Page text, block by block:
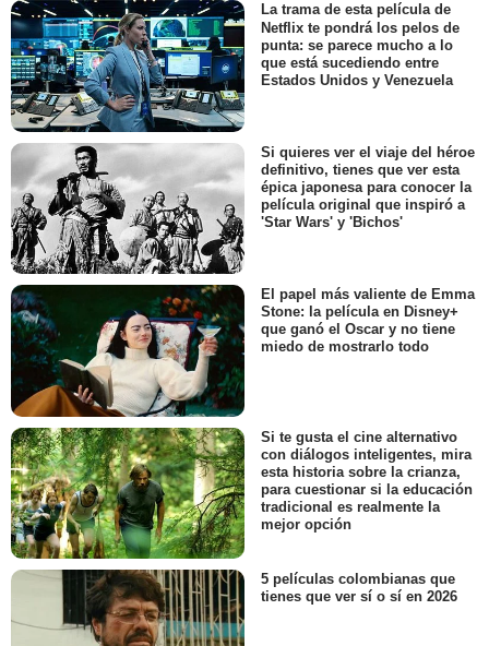
La trama de esta película de
Netflix te pondrá los pelos de
punta: se parece mucho a lo
que está sucediendo entre
Estados Unidos y Venezuela
Si quieres ver el viaje del héroe
definitivo, tienes que ver esta
épica japonesa para conocer la
película original que inspiró a
'Star Wars' y 'Bichos'
El papel más valiente de Emma
Stone: la película en Disney+
que ganó el Oscar y no tiene
miedo de mostrarlo todo
Si te gusta el cine alternativo
con diálogos inteligentes, mira
esta historia sobre la crianza,
para cuestionar si la educación
tradicional es realmente la
mejor opción
5 películas colombianas que
tienes que ver sí o sí en 2026